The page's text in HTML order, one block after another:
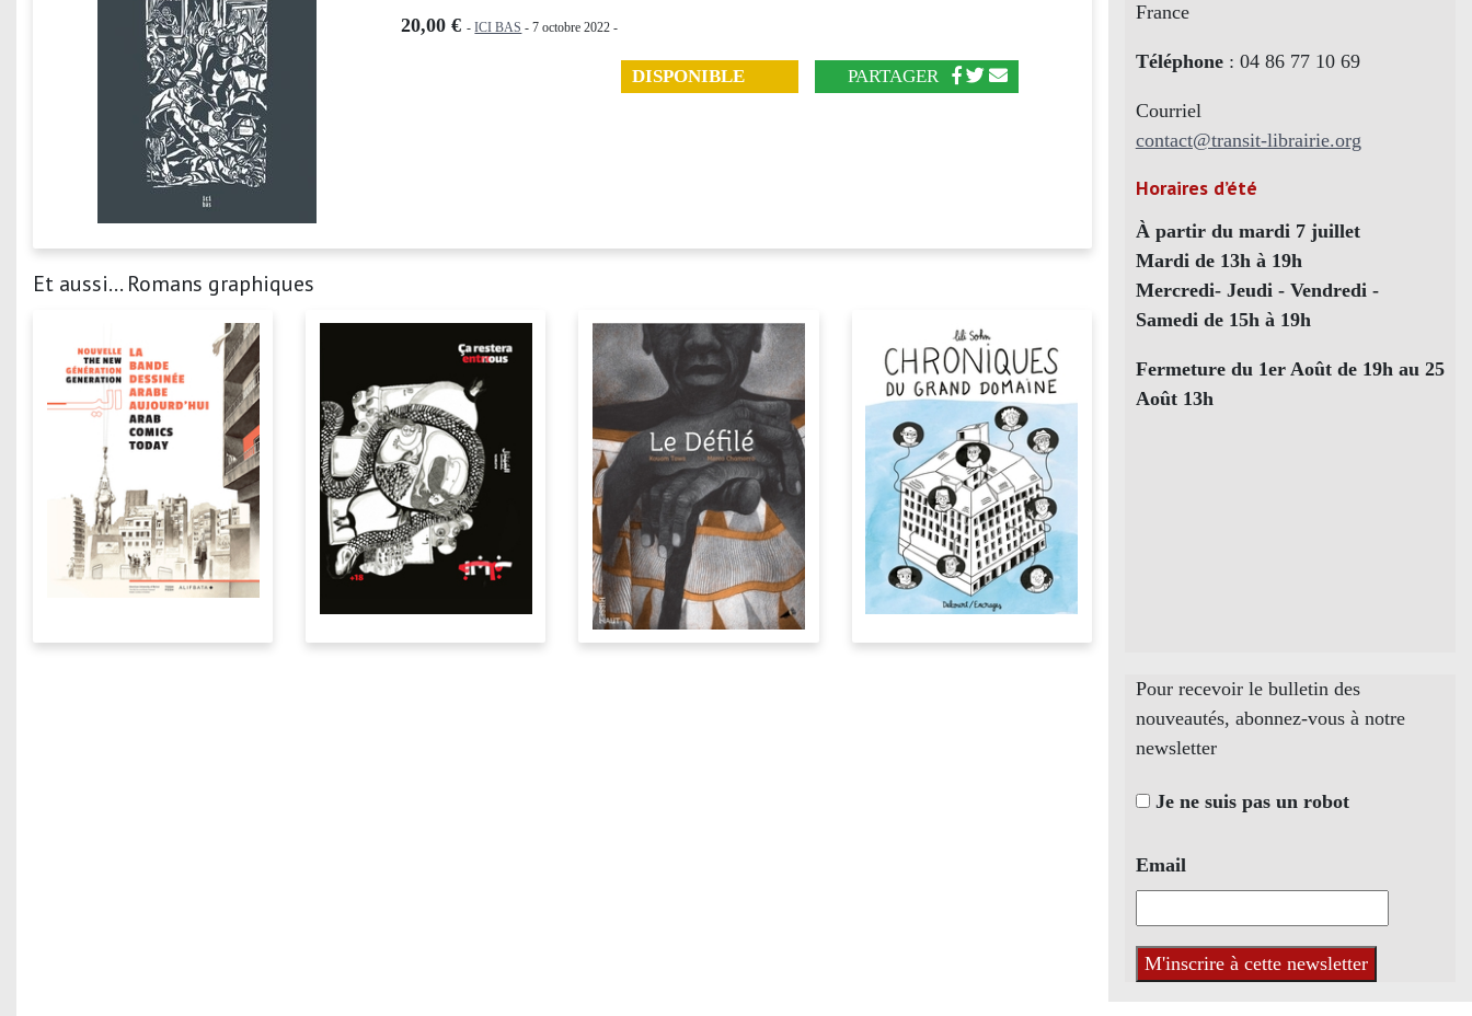
20,00 € -ICI BAS - 7 octobre 2022 -
DISPONIBLE PARTAGER
Et aussi... Romans graphiques
France
Téléphone: 04 86 77 10 69
Courriel
contact@transit-librairie.org
Horaires d’été
À partir du mardi 7 juillet
Mardi de 13h à 19h
Mercredi- Jeudi - Vendredi -
Samedi de 15h à 19h
Fermeture du 1er Août de 19h au 25
Août 13h
Pour recevoir le bulletin des
nouveautés, abonnez-vous à notre
newsletter
Je ne suis pas un robot
Email